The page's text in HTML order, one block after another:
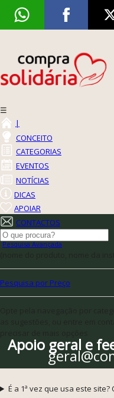
☰
|
CONCEITO
CATEGORIAS
EVENTOS
NOTÍCIAS
DICAS
APOIAR
CONTACTOS
Pesquisa Avançada
Pesquisa por Preço
Apoio geral e
É a 1ª vez que usa este site?